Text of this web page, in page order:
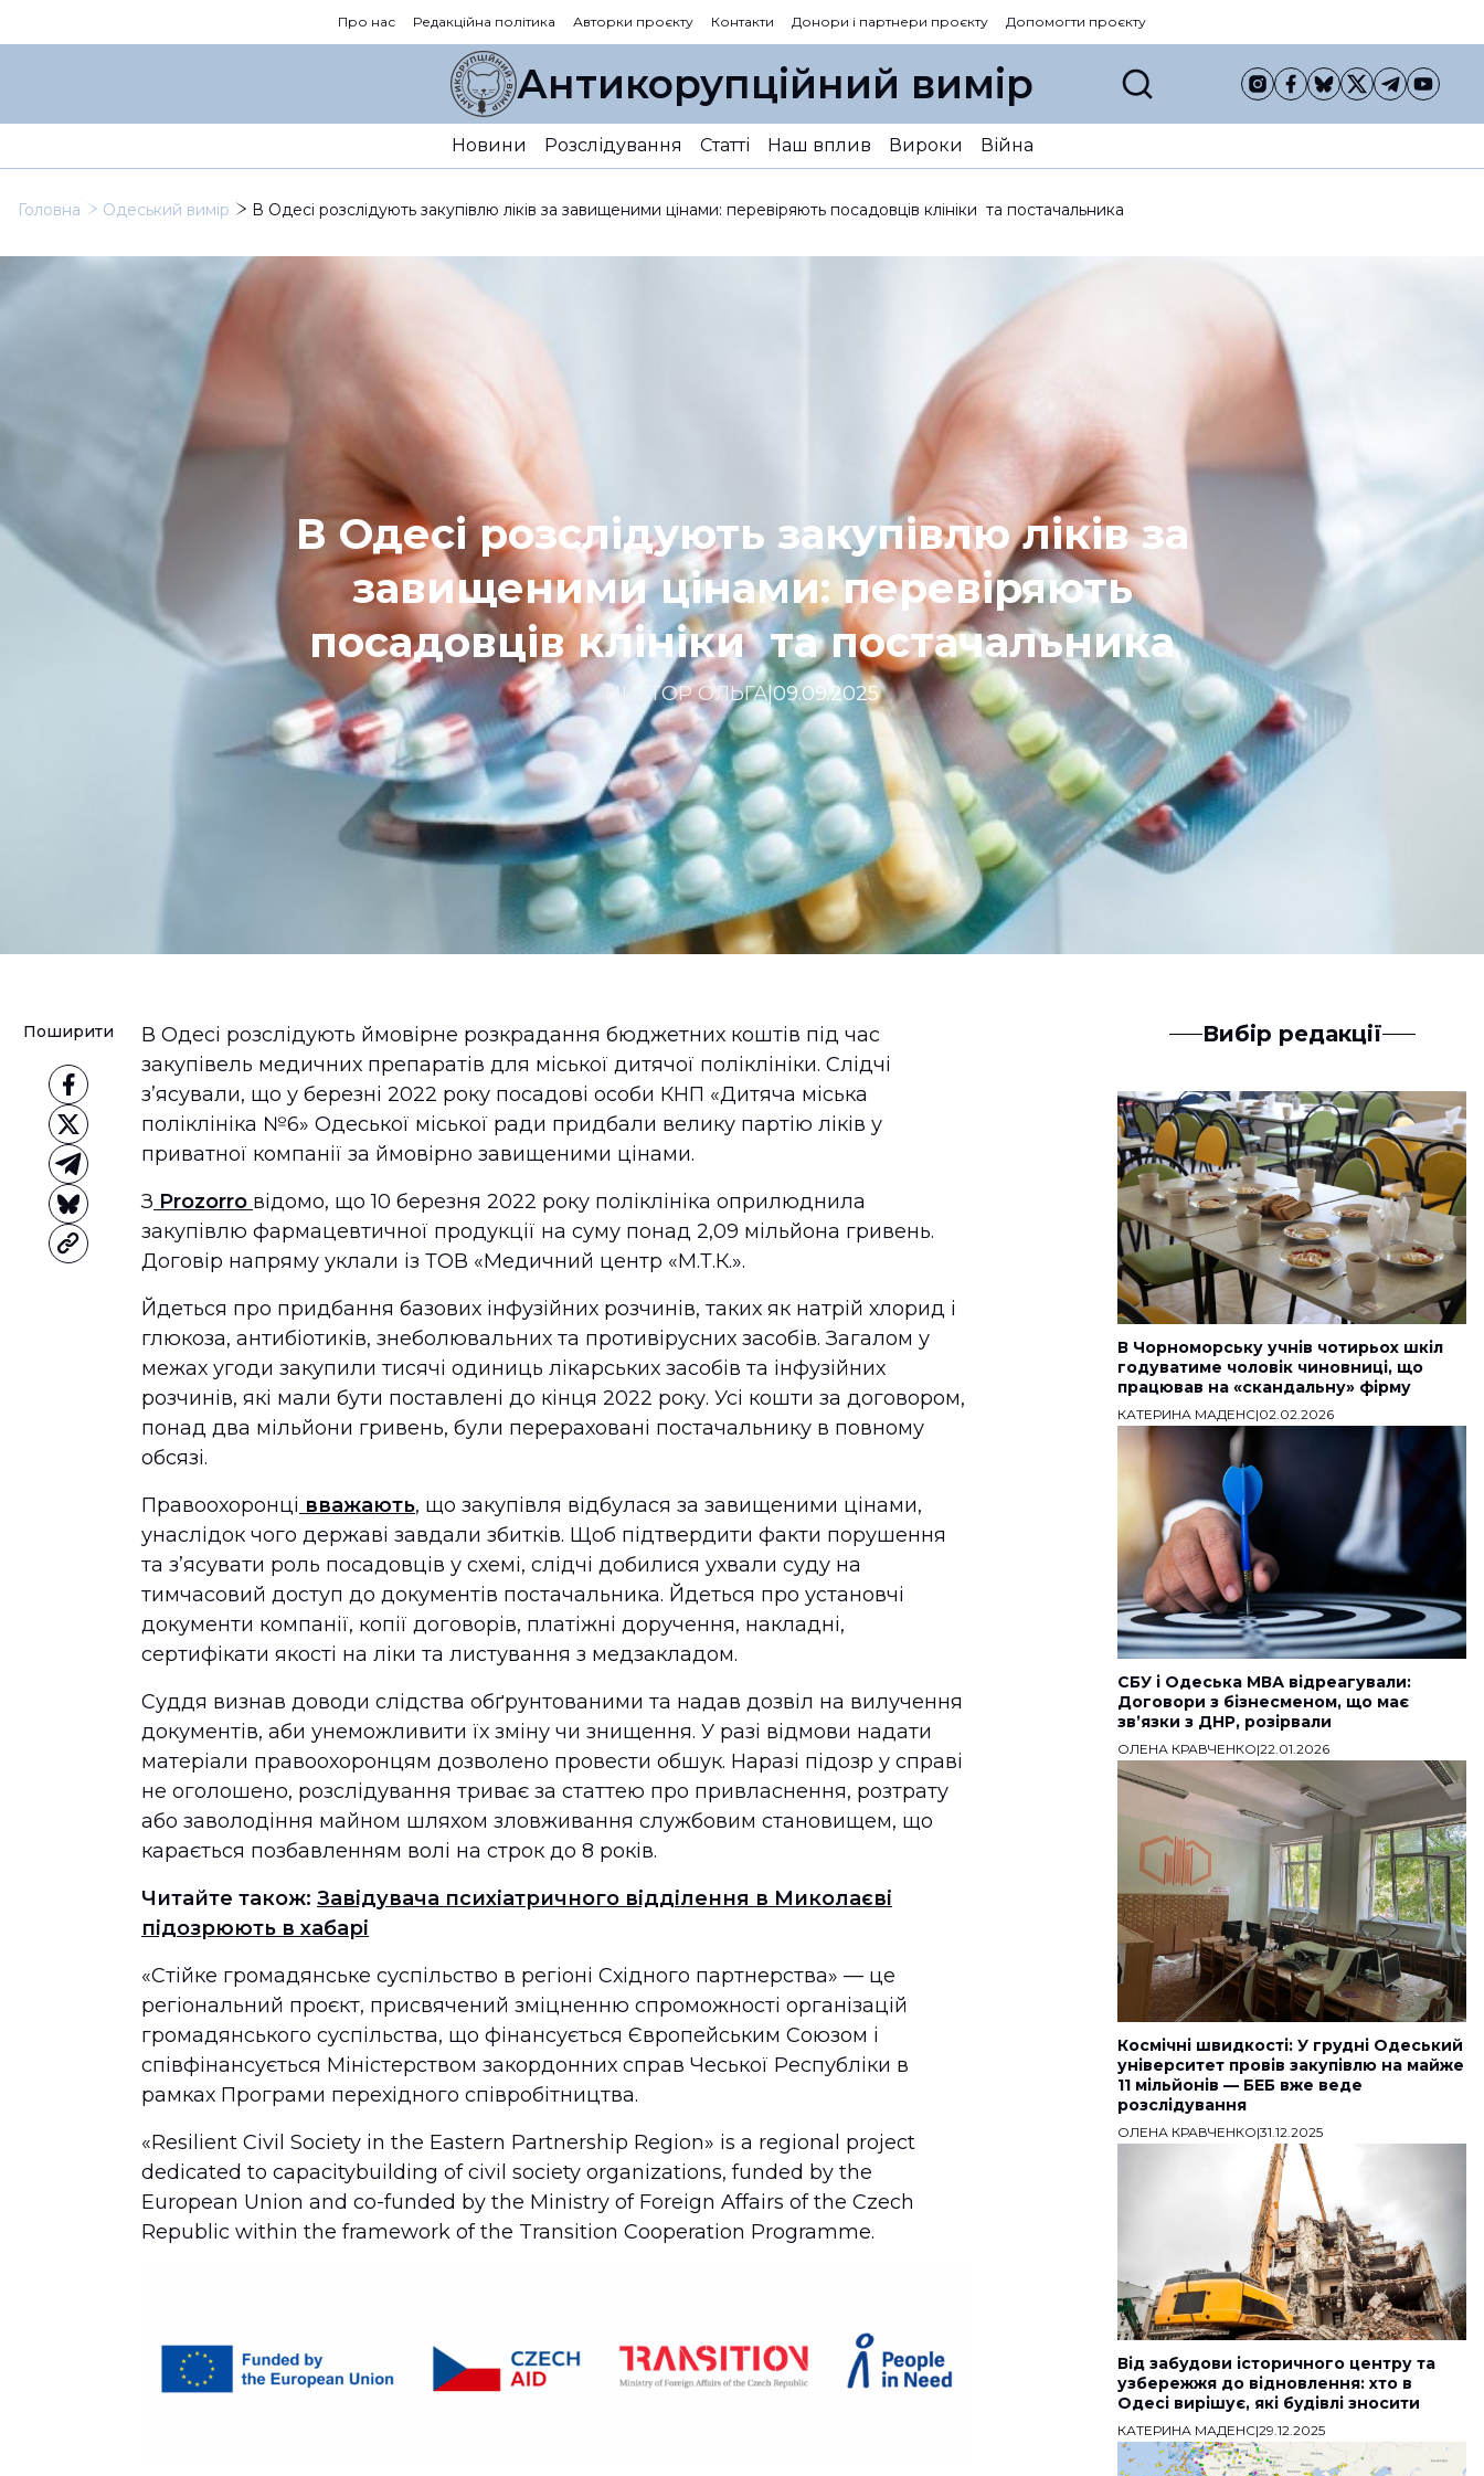
Про нас Редакційна політика Авторки проєкту Контакти Донори і партнери проєкту Допомогти проєкту
Антикорупційний вимір
Новини Розслідування Статті Наш вплив Вироки Війна
Головна Одеський вимір В Одесі розслідують закупівлю ліків за завищеними цінами: перевіряють посадовців клініки та постачальника
В Одесі розслідують закупівлю ліків за
завищеними цінами: перевіряють
посадовців клініки та постачальника
ЦИКТОР ОЛЬГА|09.09.2025
Поширити
В Одесі розслідують ймовірне розкрадання бюджетних коштів під час
закупівель медичних препаратів для міської дитячої поліклініки. Слідчі
з’ясували, що у березні 2022 року посадові особи КНП «Дитяча міська
поліклініка №6» Одеської міської ради придбали велику партію ліків у
приватної компанії за ймовірно завищеними цінами.
З Prozorro відомо, що 10 березня 2022 року поліклініка оприлюднила
закупівлю фармацевтичної продукції на суму понад 2,09 мільйона гривень.
Договір напряму уклали із ТОВ «Медичний центр «М.Т.К.».
Йдеться про придбання базових інфузійних розчинів, таких як натрій хлорид і
глюкоза, антибіотиків, знеболювальних та противірусних засобів. Загалом у
межах угоди закупили тисячі одиниць лікарських засобів та інфузійних
розчинів, які мали бути поставлені до кінця 2022 року. Усі кошти за договором,
понад два мільйони гривень, були перераховані постачальнику в повному
обсязі.
Правоохоронці вважають, що закупівля відбулася за завищеними цінами,
унаслідок чого державі завдали збитків. Щоб підтвердити факти порушення
та з’ясувати роль посадовців у схемі, слідчі добилися ухвали суду на
тимчасовий доступ до документів постачальника. Йдеться про установчі
документи компанії, копії договорів, платіжні доручення, накладні,
сертифікати якості на ліки та листування з медзакладом.
Суддя визнав доводи слідства обґрунтованими та надав дозвіл на вилучення
документів, аби унеможливити їх зміну чи знищення. У разі відмови надати
матеріали правоохоронцям дозволено провести обшук. Наразі підозр у справі
не оголошено, розслідування триває за статтею про привласнення, розтрату
або заволодіння майном шляхом зловживання службовим становищем, що
карається позбавленням волі на строк до 8 років.
Читайте також: Завідувача психіатричного відділення в Миколаєві
підозрюють в хабарі
«Стійке громадянське суспільство в регіоні Східного партнерства» — це
регіональний проєкт, присвячений зміцненню спроможності організацій
громадянського суспільства, що фінансується Європейським Союзом і
співфінансується Міністерством закордонних справ Чеської Республіки в
рамках Програми перехідного співробітництва.
«Resilient Civil Society in the Eastern Partnership Region» is a regional project
dedicated to capacitybuilding of civil society organizations, funded by the
European Union and co-funded by the Ministry of Foreign Affairs of the Czech
Republic within the framework of the Transition Cooperation Programme.
Вибір редакції
В Чорноморську учнів чотирьох шкіл
годуватиме чоловік чиновниці, що
працював на «скандальну» фірму
КАТЕРИНА МАДЕНС|02.02.2026
СБУ і Одеська МВА відреагували:
Договори з бізнесменом, що має
звʼязки з ДНР, розірвали
ОЛЕНА КРАВЧЕНКО|22.01.2026
Космічні швидкості: У грудні Одеський
університет провів закупівлю на майже
11 мільйонів — БЕБ вже веде
розслідування
ОЛЕНА КРАВЧЕНКО|31.12.2025
Від забудови історичного центру та
узбережжя до відновлення: хто в
Одесі вирішує, які будівлі зносити
КАТЕРИНА МАДЕНС|29.12.2025